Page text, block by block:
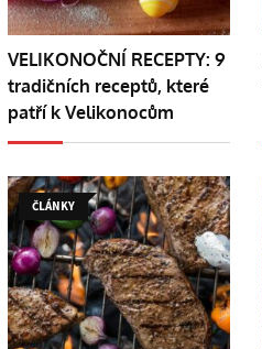
VELIKONOČNÍ RECEPTY: 9
tradičních receptů, které
patří k Velikonocům
ČLÁNKY